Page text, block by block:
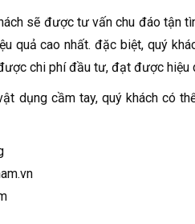
sẽ được tư vấn chu đáo tận
quả cao nhất. đặc biệt, quý
chi phí đầu tư, đạt được hiệu
dụng cầm tay, quý khách có